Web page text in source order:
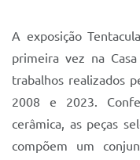
A exposição
primeira vez na
trabalhos realizados
2008 e 2023.
cerâmica, as peças
compõem um